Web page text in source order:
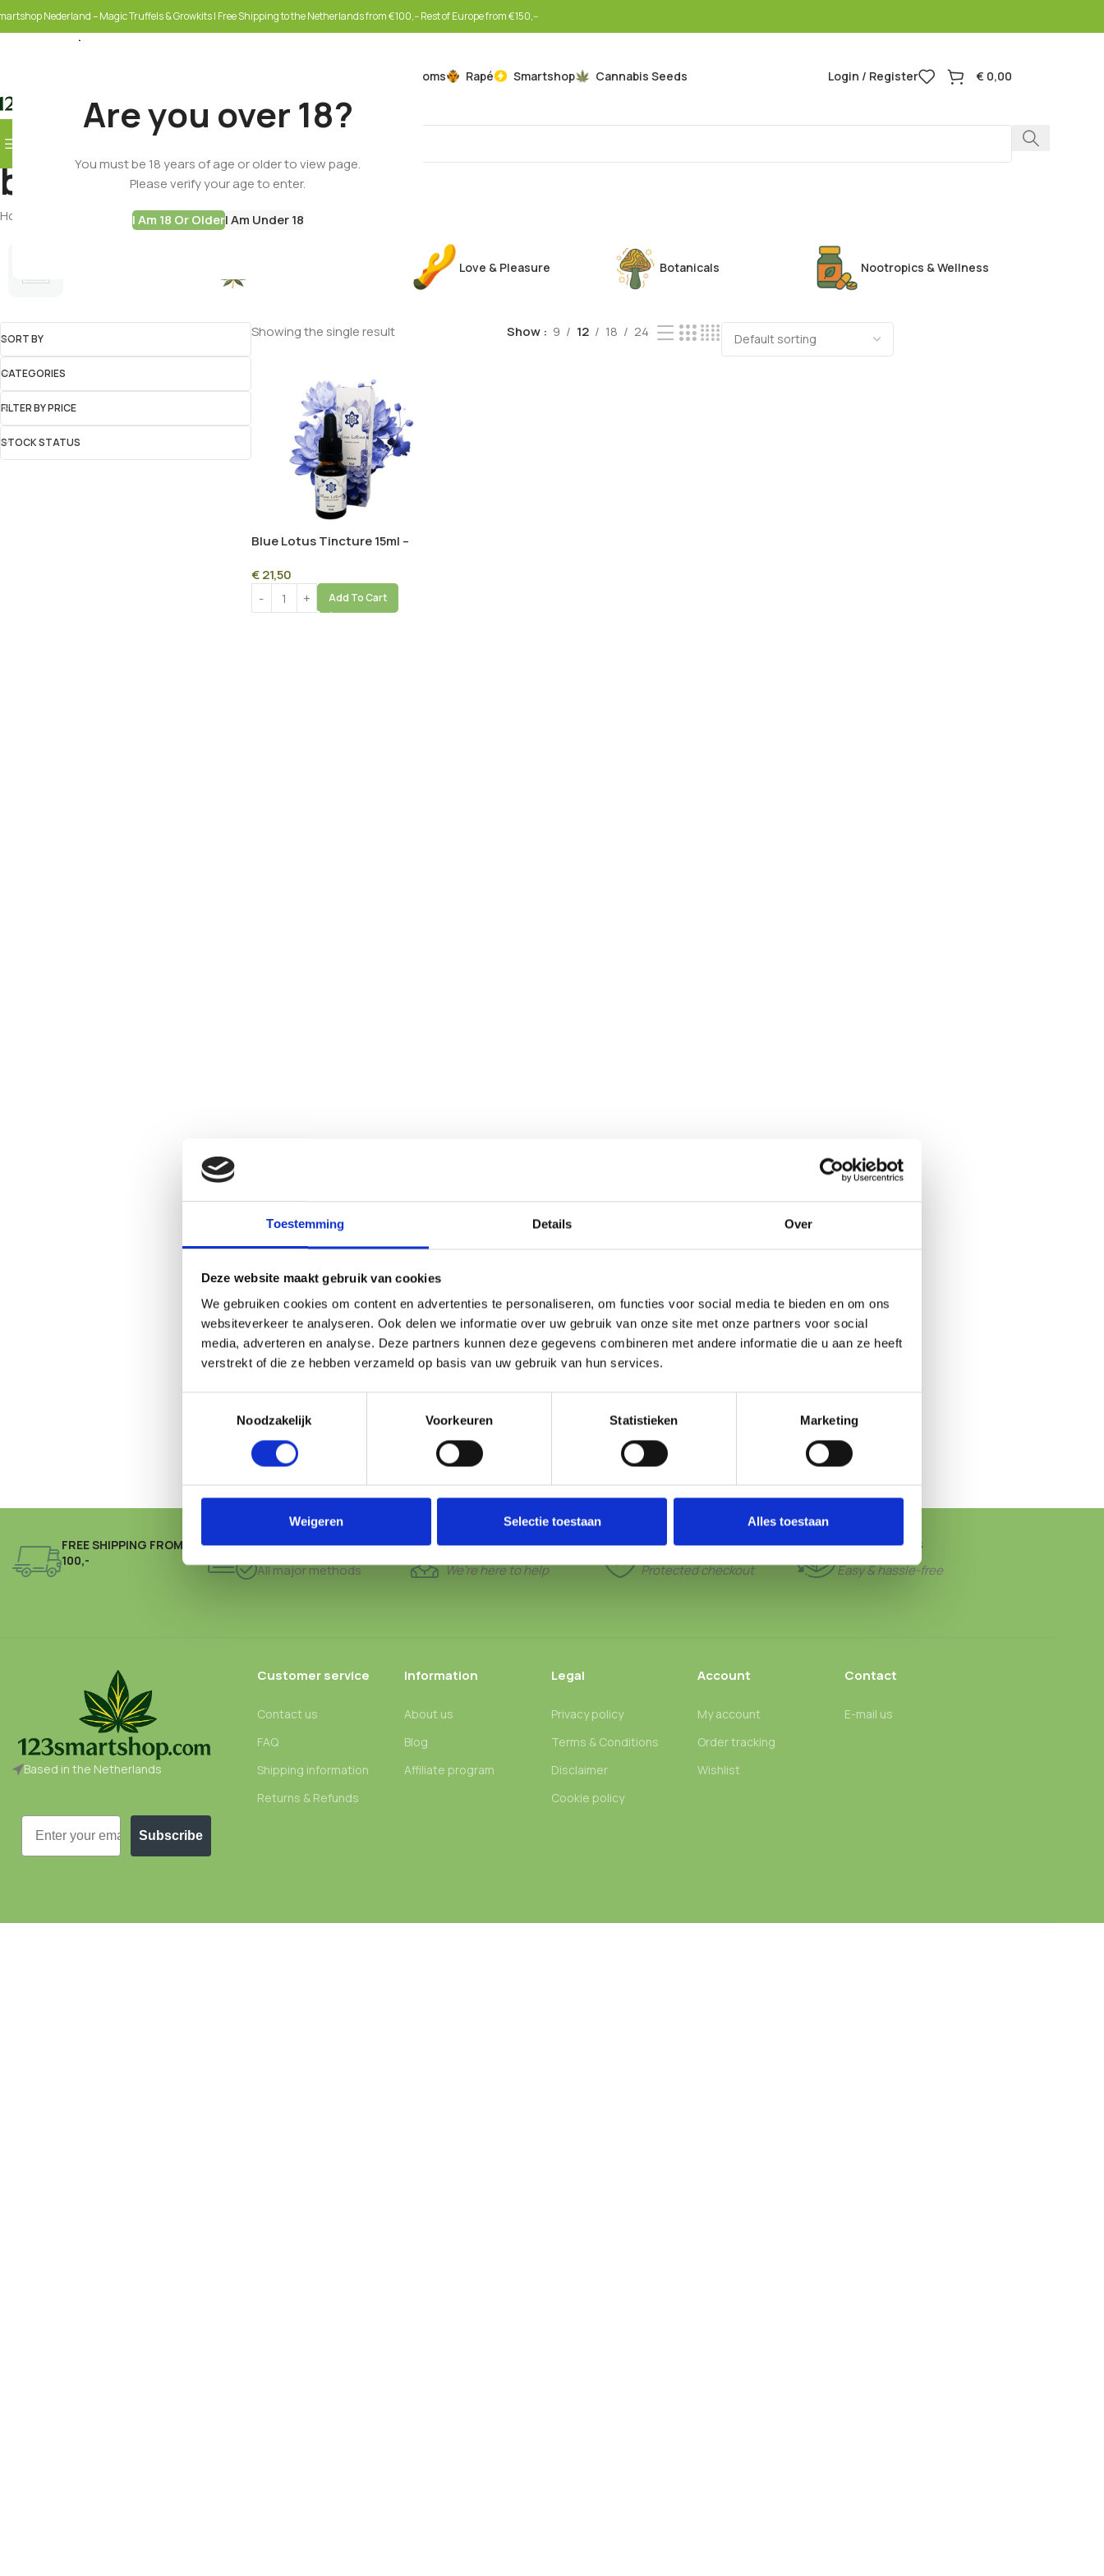
Toestemming Details Over
Deze website maakt gebruik van cookies
We gebruiken cookies om content en advertenties te personaliseren, om functies voor social media te bieden en om ons
websiteverkeer te analyseren. Ook delen we informatie over uw gebruik van onze site met onze partners voor social
media, adverteren en analyse. Deze partners kunnen deze gegevens combineren met andere informatie die u aan ze heeft
verstrekt of die ze hebben verzameld op basis van uw gebruik van hun services.
Noodzakelijk
Voorkeuren Statistieken Marketing
Weigeren Selectie toestaan Alles toestaan
Are you over 18?
You must be 18 years of age or older to view page.
Please verify your age to enter.
I Am 18 Or OlderI Am Under 18
Nederland – Magic Truffels & Growkits | Free Shipping to the Netherlands from €100,-- Rest of Europe from €150,--
Mushrooms Rapé Smartshop Cannabis Seeds Login / Register € 0,00
SELECT CATEGORY
botanical
Home Products tagged “botanical”
Love & Pleasure Botanicals Nootropics & Wellness
SORT BY
CATEGORIES
FILTER BY PRICE
STOCK STATUS
Showing the single result Show 9 12 18 24
Blue Lotus Tincture 15ml –
Drops
€21,50
Add To Cart
FREE SHIPPING FROM €
100,-
ONLINE PAYMENT
All major methods
24/7 SUPPORT
We’re here to help
100% SAFE
Protected checkout
FREE RETURNS
Easy & hassle-free
Based in the Netherlands
Email
Subscribe
Customer service
Contact us
FAQ
Shipping information
Returns & Refunds
Information
About us
Blog
Affiliate program
Legal
Privacy policy
Terms & Conditions
Disclaimer
Cookie policy
Account
My account
Order tracking
Wishlist
Contact
E-mail us